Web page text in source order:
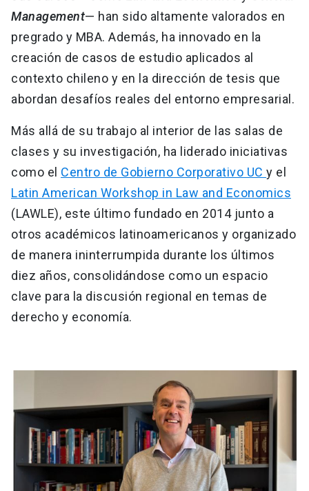
Management— han sido altamente valorados en
pregrado y MBA. Además, ha innovado en la
creación de casos de estudio aplicados al
contexto chileno y en la dirección de tesis que
abordan desafíos reales del entorno empresarial.
Más allá de su trabajo al interior de las salas de
clases y su investigación, ha liderado iniciativas
como el Centro de Gobierno Corporativo UC y el
Latin American Workshop in Law and Economics
(LAWLE), este último fundado en 2014 junto a
otros académicos latinoamericanos y organizado
de manera ininterrumpida durante los últimos
diez años, consolidándose como un espacio
clave para la discusión regional en temas de
derecho y economía.